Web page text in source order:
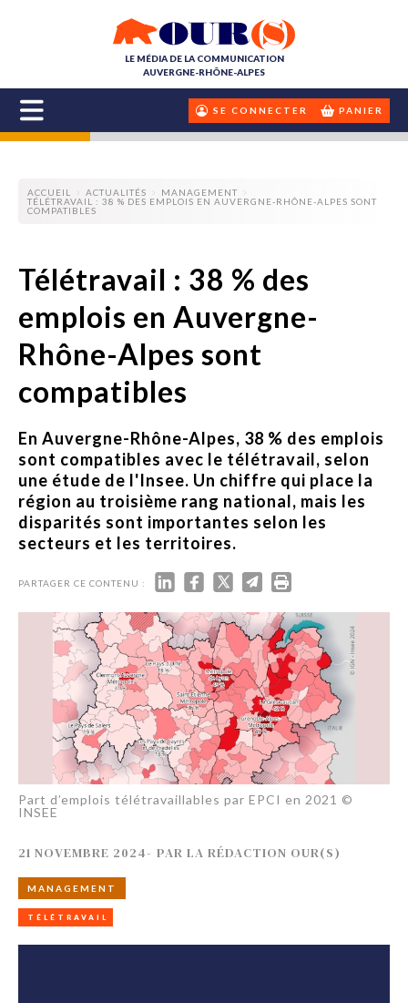
LE MÉDIA DE LA COMMUNICATION
AUVERGNE-RHÔNE-ALPES
SE CONNECTER PANIER
ACCUEIL ACTUALITÉS
MANAGEMENT
TÉLÉTRAVAIL : 38 % DES EMPLOIS EN AUVERGNE-RHÔNE-ALPES SONT
COMPATIBLES
Télétravail : 38 % des
emplois en Auvergne-
Rhône-Alpes sont
compatibles
En Auvergne-Rhône-Alpes, 38 % des emplois
sont compatibles avec le télétravail, selon
une étude de l'Insee. Un chiffre qui place la
région au troisième rang national, mais les
disparités sont importantes selon les
secteurs et les territoires.
PARTAGER CE CONTENU :
Part d’emplois télétravaillables par EPCI en 2021 ©
INSEE
21 NOVEMBRE 2024- PAR LA RÉDACTION OUR(S)
MANAGEMENT
TÉLÉTRAVAIL